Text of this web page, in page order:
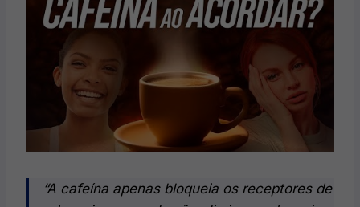
“A cafeína apenas bloqueia os receptores de